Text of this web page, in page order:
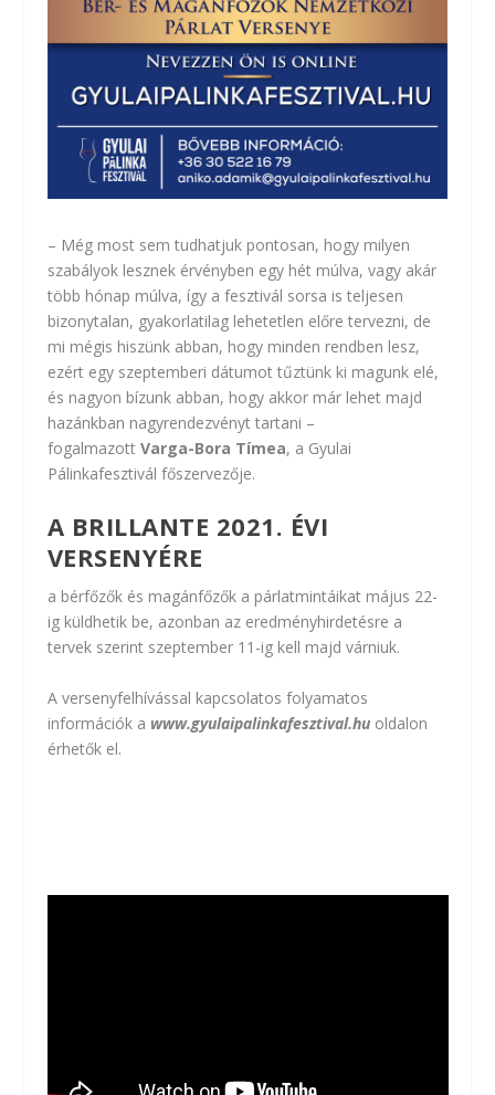
– Még most sem tudhatjuk pontosan, hogy milyen
szabályok lesznek érvényben egy hét múlva, vagy akár
több hónap múlva, így a fesztivál sorsa is teljesen
bizonytalan, gyakorlatilag lehetetlen előre tervezni, de
mi mégis hiszünk abban, hogy minden rendben lesz,
ezért egy szeptemberi dátumot tűztünk ki magunk elé,
és nagyon bízunk abban, hogy akkor már lehet majd
hazánkban nagyrendezvényt tartani –
fogalmazott Varga-Bora Tímea, a Gyulai
Pálinkafesztivál főszervezője.
A BRILLANTE 2021. ÉVI
VERSENYÉRE
a bérfőzők és magánfőzők a párlatmintáikat május 22-
ig küldhetik be, azonban az eredményhirdetésre a
tervek szerint szeptember 11-ig kell majd várniuk.
A versenyfelhívással kapcsolatos folyamatos
információk a www.gyulaipalinkafesztival.huoldalon
érhetők el.